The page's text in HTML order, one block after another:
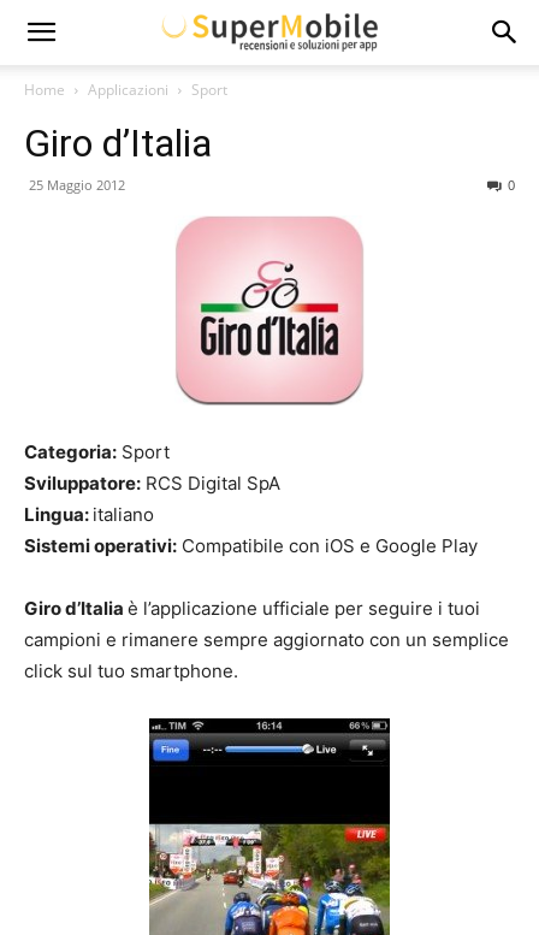
Super
Mobile
Home Applicazioni Sport
Giro d’Italia
25 Maggio 2012 0
Categoria: Sport
Sviluppatore: RCS Digital SpA
Lingua: italiano
Sistemi operativi: Compatibile con iOS e Google Play
Giro d’Italia è l’applicazione ufficiale per seguire i tuoi
campioni e rimanere sempre aggiornato con un semplice
click sul tuo smartphone.